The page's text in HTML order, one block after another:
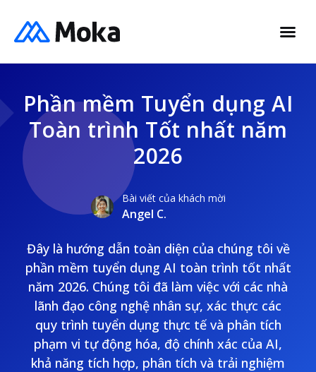
Phần mềm Tuyển dụng AI
Toàn trình Tốt nhất năm
2026
Bài viết của khách mời
Angel C.
Đây là hướng dẫn toàn diện của chúng tôi về
phần mềm tuyển dụng AI toàn trình tốt nhất
năm 2026. Chúng tôi đã làm việc với các nhà
lãnh đạo công nghệ nhân sự, xác thực các
quy trình tuyển dụng thực tế và phân tích
phạm vi tự động hóa, độ chính xác của AI,
khả năng tích hợp, phân tích và trải nghiệm